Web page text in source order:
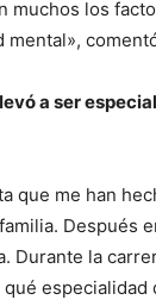
muchos los
mental»,
a ser
que me han
Después
Durante la
especialidad